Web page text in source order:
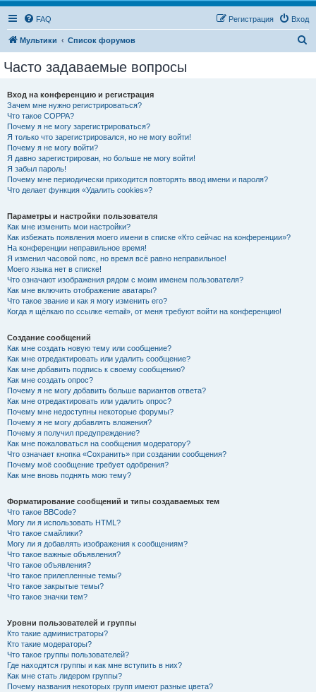
FAQ Вход
Регистрация
Мультики Список форумов
Часто задаваемые вопросы
Вход на конференцию и регистрация
Зачем мне нужно регистрироваться?
Что такое COPPA?
Почему я не могу зарегистрироваться?
Я только что зарегистрировался, но не могу войти!
Почему я не могу войти?
Я давно зарегистрирован, но больше не могу войти!
Я забыл пароль!
Почему мне периодически приходится повторять ввод имени и пароля?
Что делает функция «Удалить cookies»?
Параметры и настройки пользователя
Как мне изменить мои настройки?
Как избежать появления моего имени в списке «Кто сейчас на конференции»?
На конференции неправильное время!
Я изменил часовой пояс, но время всё равно неправильное!
Моего языка нет в списке!
Что означают изображения рядом с моим именем пользователя?
Как мне включить отображение аватары?
Что такое звание и как я могу изменить его?
Когда я щёлкаю по ссылке «email», от меня требуют войти на конференцию!
Создание сообщений
Как мне создать новую тему или сообщение?
Как мне отредактировать или удалить сообщение?
Как мне добавить подпись к своему сообщению?
Как мне создать опрос?
Почему я не могу добавить больше вариантов ответа?
Как мне отредактировать или удалить опрос?
Почему мне недоступны некоторые форумы?
Почему я не могу добавлять вложения?
Почему я получил предупреждение?
Как мне пожаловаться на сообщения модератору?
Что означает кнопка «Сохранить» при создании сообщения?
Почему моё сообщение требует одобрения?
Как мне вновь поднять мою тему?
Форматирование сообщений и типы создаваемых тем
Что такое BBCode?
Могу ли я использовать HTML?
Что такое смайлики?
Могу ли я добавлять изображения к сообщениям?
Что такое важные объявления?
Что такое объявления?
Что такое прилепленные темы?
Что такое закрытые темы?
Что такое значки тем?
Уровни пользователей и группы
Кто такие администраторы?
Кто такие модераторы?
Что такое группы пользователей?
Где находятся группы и как мне вступить в них?
Как мне стать лидером группы?
Почему названия некоторых групп имеют разные цвета?